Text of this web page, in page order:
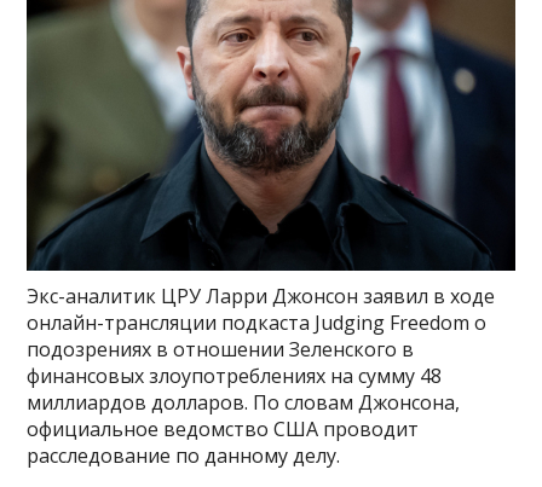
Экс-аналитик ЦРУ Ларри Джонсон заявил в ходе
онлайн-трансляции подкаста Judging Freedom о
подозрениях в отношении Зеленского в
финансовых злоупотреблениях на сумму 48
миллиардов долларов. По словам Джонсона,
официальное ведомство США проводит
расследование по данному делу.